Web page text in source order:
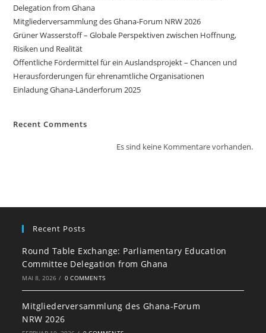
Delegation from Ghana
Mitgliederversammlung des Ghana-Forum NRW 2026
Grüner Wasserstoff – Globale Perspektiven zwischen Hoffnung,
Risiken und Realität
Öffentliche Fördermittel für ein Auslandsprojekt – Chancen und
Herausforderungen für ehrenamtliche Organisationen
Einladung Ghana-Länderforum 2025
Recent Comments
Es sind keine Kommentare vorhanden.
Recent Posts
Round Table Exchange: Parliamentary Education
Committee Delegation from Ghana
MAI 8, 2026 / 0 COMMENTS
Mitgliederversammlung des Ghana-Forum
NRW 2026